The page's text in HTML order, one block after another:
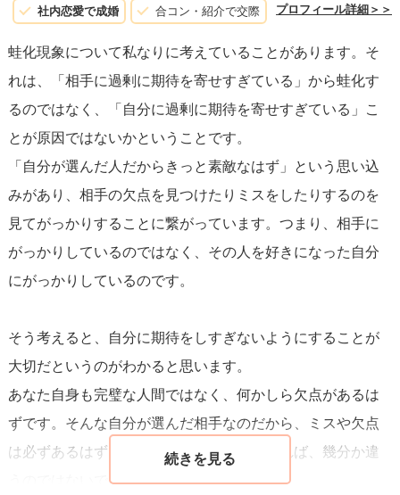
関係も強固になります。
「蛙化現象」は一方的な理想から来るものなので、相手を
より深く知ること、そして自分自身の理想と現実のギャッ
プを埋めることが解決策です。これには、相手への感謝の
気持ちを意識すること、相手の小さな良い点を見つけては
それを称賛することが役立ちます。
最後に、 尊敬と愛情の均衡を保つ
は温かさと受容を伴い、相手の完全な理解へと繋がるので
す。自己受容と相手受容のバランスをとること。そうする
ことで、あなたの恋愛関係はより充実し、長続きする可能
性が高まるでしょう。
社内恋愛で成婚 合コン・紹介で交際 プロフィール詳細＞＞
蛙化現象について私なりに考えていることがあります。そ
れは、「相手に過剰に期待を寄せすぎている」から蛙化す
るのではなく、「自分に過剰に期待を寄せすぎている」こ
とが原因ではないかということです。
「自分が選んだ人だからきっと素敵なはず」という思い込
みがあり、相手の欠点を見つけたりミスをしたりするのを
見てがっかりすることに繋がっています。つまり、相手に
がっかりしているのではなく、その人を好きになった自分
にがっかりしているのです。
そう考えると、自分に期待をしすぎないようにすることが
大切だというのがわかると思います。
あなた自身も完璧な人間ではなく、何かしら欠点があるは
ずです。そんな自分が選んだ相手なのだから、ミスや欠点
は必ずあるはずというスタンスで相手を見れば、幾分か違
うのではないでしょうか。